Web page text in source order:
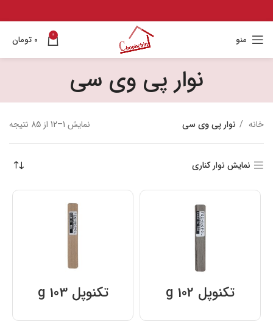
منو 0 ۰ تومان
نوار پی وی سی
خانه نوار پی وی سی نمایش 1–12 از 85 نتیجه
نمایش نوار کناری
تکنوپل g 102 تکنوپل g 103